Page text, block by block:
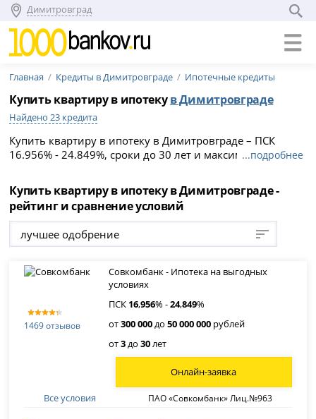
Димитровград
Главная Кредиты в Димитровграде Ипотечные кредиты
Купить квартиру в ипотекув Димитровграде
Найдено 23 кредита
Купить квартиру в ипотеку в Димитровграде – ПСК
16.956% - 24.849%, сроки до 30 лет и максимальные
06.08.2026. Сравните 23 предложения, выберите
подходящее и подайте заявку онлайн на официальном
сайте кредитного учреждения.
...подробнее
Купить квартиру в ипотеку в Димитровграде -
рейтинг и сравнение условий
лучшее одобрение
1469 отзывов
Совкомбанк - Ипотека на выгодных
условиях
ПСК 16,956% -24,849%
от300 000до50 000 000 рублей
от3до30лет
Все условия ПАО «Совкомбанк» Лиц.№963
Онлайн-заявка